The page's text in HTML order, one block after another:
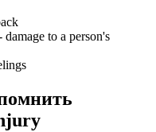
damage to a person's